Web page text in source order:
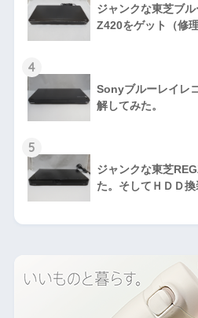
ジャンクな東芝ブ
Z420をゲット（修理
4
Sonyブルーレイレ
解してみた。
5
ジャンクな東芝
た。そしてＨＤＤ換